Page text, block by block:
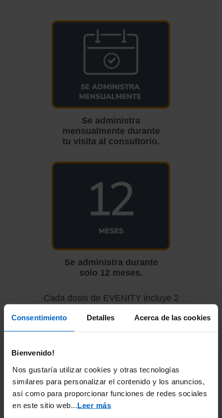
Consentimiento Detalles Acerca de las cookies
Bienvenido!
Nos gustaría utilizar cookies y otras tecnologías
similares para personalizar el contenido y los anuncios,
así como para proporcionar funciones de redes sociales
en este sitio web.
Leer más
Se administra
mensualmente durante
tu visita al consultorio.
Se administra durante
solo 12 meses.
Cada dosis de EVENITY incluye 2
piel cada mes por tu médicoo proveedor
de atención médica. Debes tomar calcio
tu médico
médico lo antes posible para
reprogramarla.